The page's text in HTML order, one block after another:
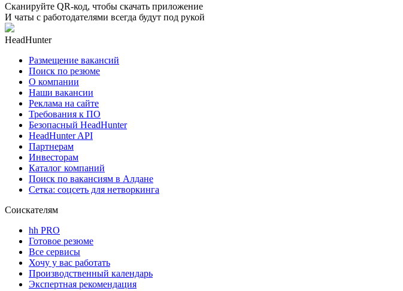
Сканируйте QR-код, чтобы скачать приложение
И чаты с работодателями всегда будут под рукой
HeadHunter
Размещение вакансий
Поиск по резюме
О компании
Наши вакансии
Реклама на сайте
Требования к ПО
Безопасный HeadHunter
HeadHunter API
Партнерам
Инвесторам
Каталог компаний
Поиск по вакансиям в Алдане
Сетка: соцсеть для нетворкинга
Соискателям
hh PRO
Готовое резюме
Все сервисы
Хочу у вас работать
Производственный календарь
Экспертная рекомендация